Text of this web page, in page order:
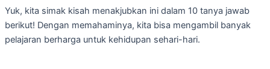
Yuk, kita simak kisah menakjubkan ini dalam 10 tanya jawab
berikut! Dengan memahaminya, kita bisa mengambil banyak
pelajaran berharga untuk kehidupan sehari-hari.